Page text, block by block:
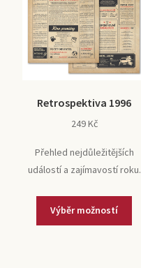
Retrospektiva 1996
249Kč
Přehled nejdůležitějších
událostí a zajímavostí roku.
Výběr možností